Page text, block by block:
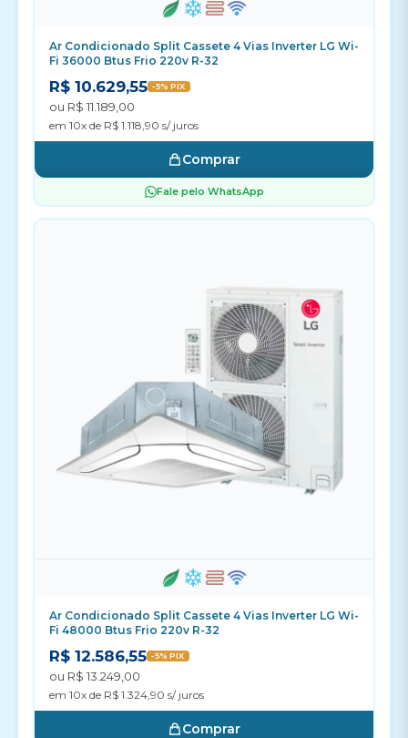
Ar Condicionado Split Cassete 4 Vias Inverter LG Wi-
Fi 36000 Btus Frio 220v R-32
R$ 10.629,55 -5% PIX
ou R$ 11.189,00
em 10x de R$ 1.118,90 s/ juros
Comprar
Fale pelo WhatsApp
Ar Condicionado Split Cassete 4 Vias Inverter LG Wi-
Fi 48000 Btus Frio 220v R-32
R$ 12.586,55 -5% PIX
ou R$ 13.249,00
em 10x de R$ 1.324,90 s/ juros
Comprar